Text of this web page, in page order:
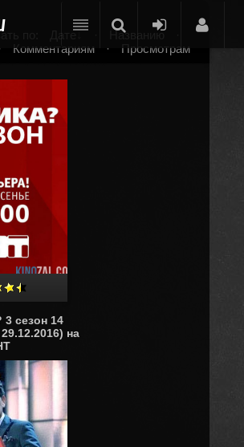
по: Дате Названию
Комментариям · Просмотрам
3 сезон 14
на